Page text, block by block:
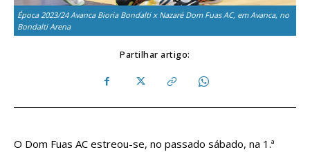
Época 2023/24 Avanca Bioria Bondalti x Nazaré Dom Fuas AC, em Avanca, no
Bondalti Arena
Partilhar artigo:
O Dom Fuas AC estreou-se, no passado sábado, na 1.ª